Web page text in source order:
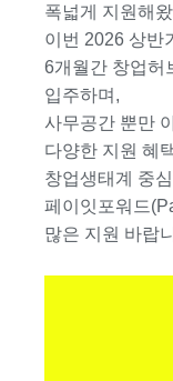
폭넓게 지원해
이번 2026 상반
6개월간 창업허
입주하며,
사무공간 뿐만
다양한 지원 혜
창업생태계 중
페이잇포워드
많은 지원 바랍